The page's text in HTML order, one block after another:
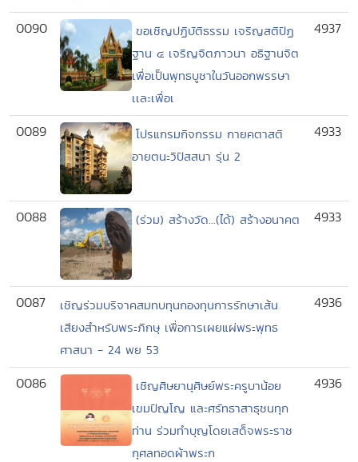
0090
ขอเชิญปฏิบัติธรรม เจริญสติปัฏ
ฐาน ๔ เจริญจิตภาวนา อธิฐานจิต
เพื่อเป็นพุทธบูชาในวันออกพรรษา
เเละเพื่อเ
4937
0089
โปรแกรมกิจกรรม กายคตาสติ
อายตนะวิปัสสนา รุ่น 2
4933
0088 (ร่วม) สร้างวัด...(ได้) สร้างอนาคต 4933
0087
เชิญร่วมบริจาคสมทบทุนกองทุนการรักษาเส้น
เสียงสำหรับพระภิกษุ เพื่อการเผยแผ่พระพุทธ
ศาสนา - 24 พย 53
4936
0086
เชิญศิษยานุศิษย์พระครูบาน้อย
เขมปัญโญ และศรัทธาสาธุชนทุก
ท่าน ร่วมทำบุญโดยเสด็จพระราช
กุศลทอดผ้าพระก
4936